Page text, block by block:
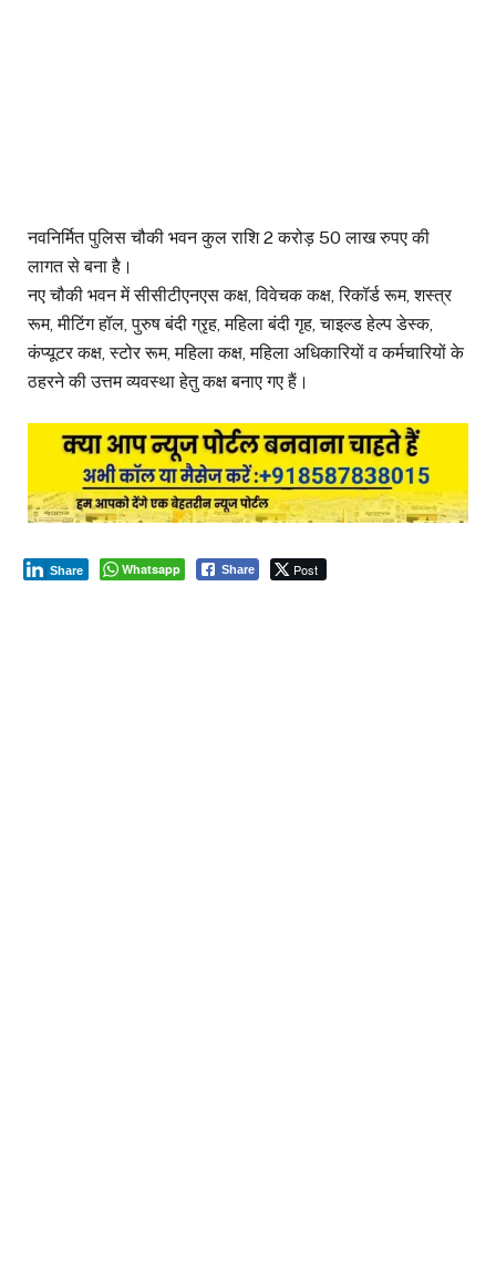
नवनिर्मित पुलिस चौकी भवन कुल राशि 2 करोड़ 50 लाख रुपए की
लागत से बना है।
नए चौकी भवन में सीसीटीएनएस कक्ष, विवेचक कक्ष, रिकॉर्ड रूम, शस्त्र
रूम, मीटिंग हॉल, पुरुष बंदी ग्रृह, महिला बंदी गृह, चाइल्ड हेल्प डेस्क,
कंप्यूटर कक्ष, स्टोर रूम, महिला कक्ष, महिला अधिकारियों व कर्मचारियों के
ठहरने की उत्तम व्यवस्था हेतु कक्ष बनाए गए हैं।
Whatsapp Share Post
Share